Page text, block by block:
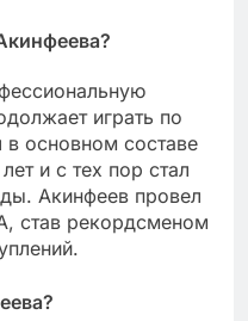
играть по
основном составе
и с тех пор стал
Акинфеев провел
став рекордсменом